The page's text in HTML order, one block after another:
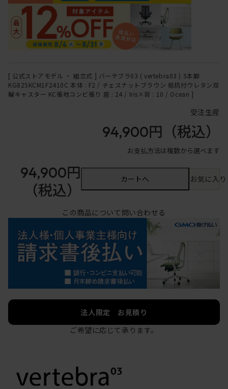
[ 公式ストアモデル ・ 組立式 ] バーテブラ03 ( vertebra03 ) 5本脚
KG825KCM1F2410C 本体 : F2 / チェスナットブラウン 抵抗付ウレタン双
輪キャスター KC張地コンビ張り 座 : 24 / Iris×背 : 10 / Ocean ]
受注生産
94,900円 （税込）
お支払方法は複数から選べます
94,900円
（税込）
カートへ お気に入
この商品について問い合わせる
法人限定 お見積り
ご希望に応じて承ります。